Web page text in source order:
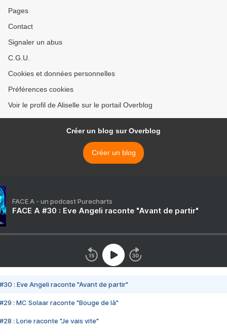
Pages
Contact
Signaler un abus
C.G.U.
Cookies et données personnelles
Préférences cookies
Voir le profil de Aliselle sur le portail Overblog
Créer un blog sur Overblog
Créer un blog
FACE A - un podcast Purecharts
FACE A #30 : Eve Angeli raconte "Avant de partir"
#30 : Eve Angeli raconte "Avant de partir"
#29 : MC Solaar raconte "Bouge de là"
#28 : Lorie raconte "Je vais vite"